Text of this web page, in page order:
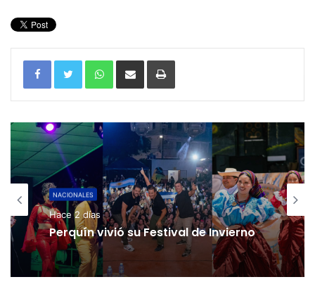
WhatsAppCompartir por correo electrónicoImprimir
NACIONALES
Hace 2 días
Perquín vivió su Festival de Invierno